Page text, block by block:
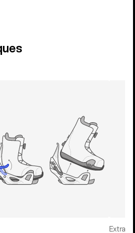
Extras